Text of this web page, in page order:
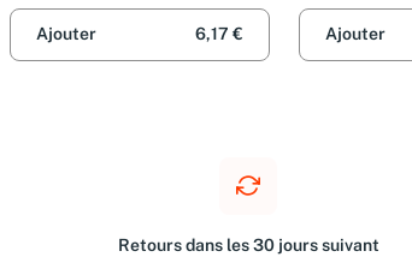
Ajouter 6,17 € Ajouter
Retours dans les 30 jours suivant